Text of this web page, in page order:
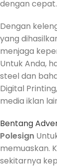
dengan cepat.
Dengan
yang
menjaga
Untuk Anda,
steel dan
Digital
media iklan
Bentang
Polesign
memuaskan.
sekitarnya